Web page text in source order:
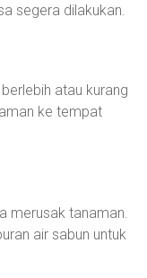
segera dilakukan.
atau kurang
ke tempat
merusak tanaman.
air sabun untuk